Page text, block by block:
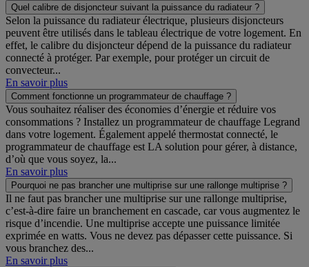
Quel calibre de disjoncteur suivant la puissance du radiateur ?
Selon la puissance du radiateur électrique, plusieurs disjoncteurs
peuvent être utilisés dans le tableau électrique de votre logement. En
effet, le calibre du disjoncteur dépend de la puissance du radiateur
connecté à protéger. Par exemple, pour protéger un circuit de
convecteur...
En savoir plus
Comment fonctionne un programmateur de chauffage ?
Vous souhaitez réaliser des économies d’énergie et réduire vos
consommations ? Installez un programmateur de chauffage Legrand
dans votre logement. Également appelé thermostat connecté, le
programmateur de chauffage est LA solution pour gérer, à distance,
d’où que vous soyez, la...
En savoir plus
Pourquoi ne pas brancher une multiprise sur une rallonge multiprise ?
Il ne faut pas brancher une multiprise sur une rallonge multiprise,
c’est-à-dire faire un branchement en cascade, car vous augmentez le
risque d’incendie. Une multiprise accepte une puissance limitée
exprimée en watts. Vous ne devez pas dépasser cette puissance. Si
vous branchez des...
En savoir plus